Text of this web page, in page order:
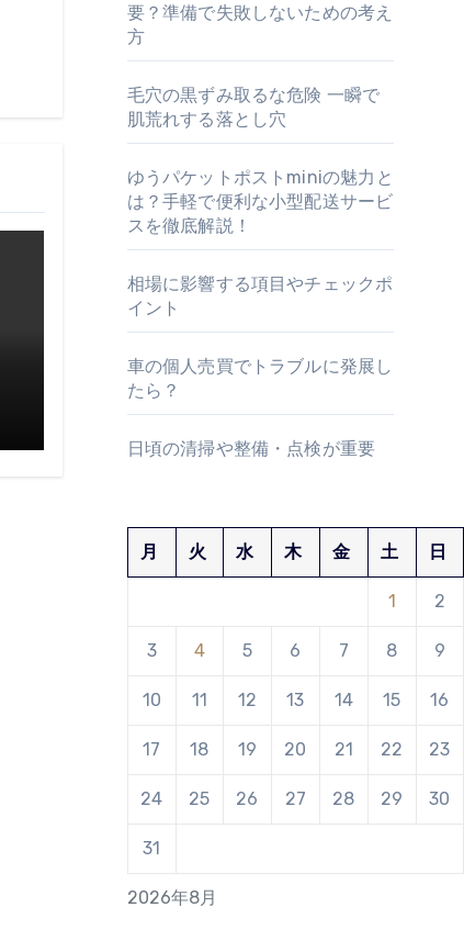
要？準備で失敗しないための考え
方
毛穴の黒ずみ取るな危険 一瞬で
肌荒れする落とし穴
ゆうパケットポストminiの魅力と
は？手軽で便利な小型配送サービ
スを徹底解説！
相場に影響する項目やチェックポ
イント
車の個人売買でトラブルに発展し
たら？
日頃の清掃や整備・点検が重要
2026年8月
月 火 水 木 金 土 日
1 2
3 4 5 6 7 8 9
10 11 12 13 14 15 16
17 18 19 20 21 22 23
24 25 26 27 28 29 30
31